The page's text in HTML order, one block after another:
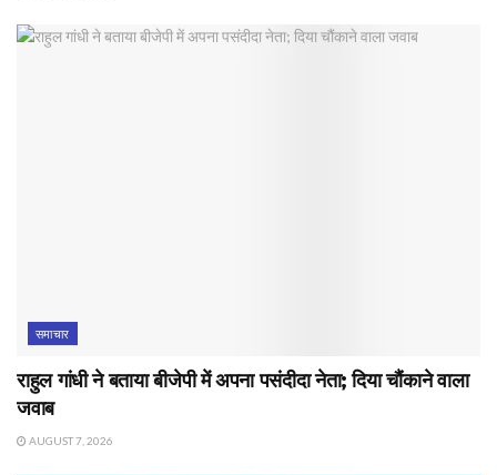
समाचार
राहुल गांधी ने बताया बीजेपी में अपना पसंदीदा नेता; दिया चौंकाने वाला
जवाब
AUGUST 7, 2026